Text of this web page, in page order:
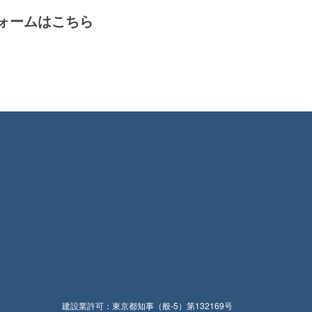
ームはこちら
建設業許可：東京都知事（般-5）第132169号